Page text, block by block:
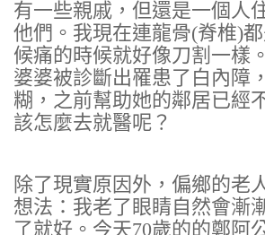
有一些親戚，但還是一個人
他們。我現在連龍骨(脊椎)
候痛的時候就好像刀割一樣
婆婆被診斷出罹患了白內障
糊，之前幫助她的鄰居已經
該怎麼去就醫呢？
除了現實原因外，偏鄉的老
想法：我老了眼睛自然會漸
了就好。今天70歲的的鄭阿